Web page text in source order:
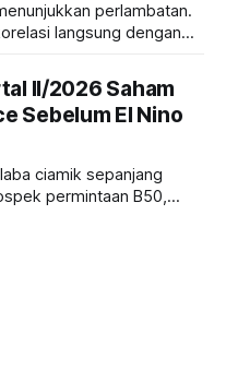
perlambatan.
langsung dengan
II/2026 Saham
Sebelum El Nino
ciamik sepanjang
permintaan B50,
2027. Kira-kira gimana